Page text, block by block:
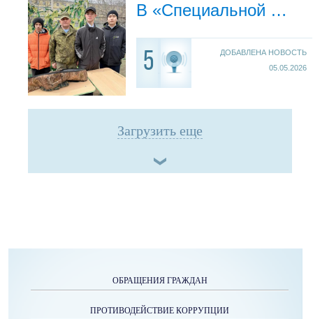
В «Специальной (коррекционной) общеобразовательной школе‑интернате № 62 III–IV вида»
5
ДОБАВЛЕНА НОВОСТЬ
05.05.2026
Загрузить еще
ОБРАЩЕНИЯ ГРАЖДАН
ПРОТИВОДЕЙСТВИЕ КОРРУПЦИИ